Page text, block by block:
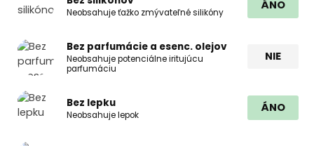
Neobsahuje ťažko zmývateľné silikóny
ÁNO
Bez parfumácie a esenc. olejov
Neobsahuje potenciálne iritujúcu
parfumáciu
NIE
Bez lepku
Neobsahuje lepok
ÁNO